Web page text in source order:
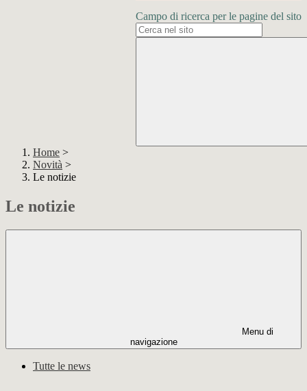
Campo di ricerca per le pagine del sito
Home >
Novità >
Le notizie
Le notizie
Menu di
navigazione
Tutte le news